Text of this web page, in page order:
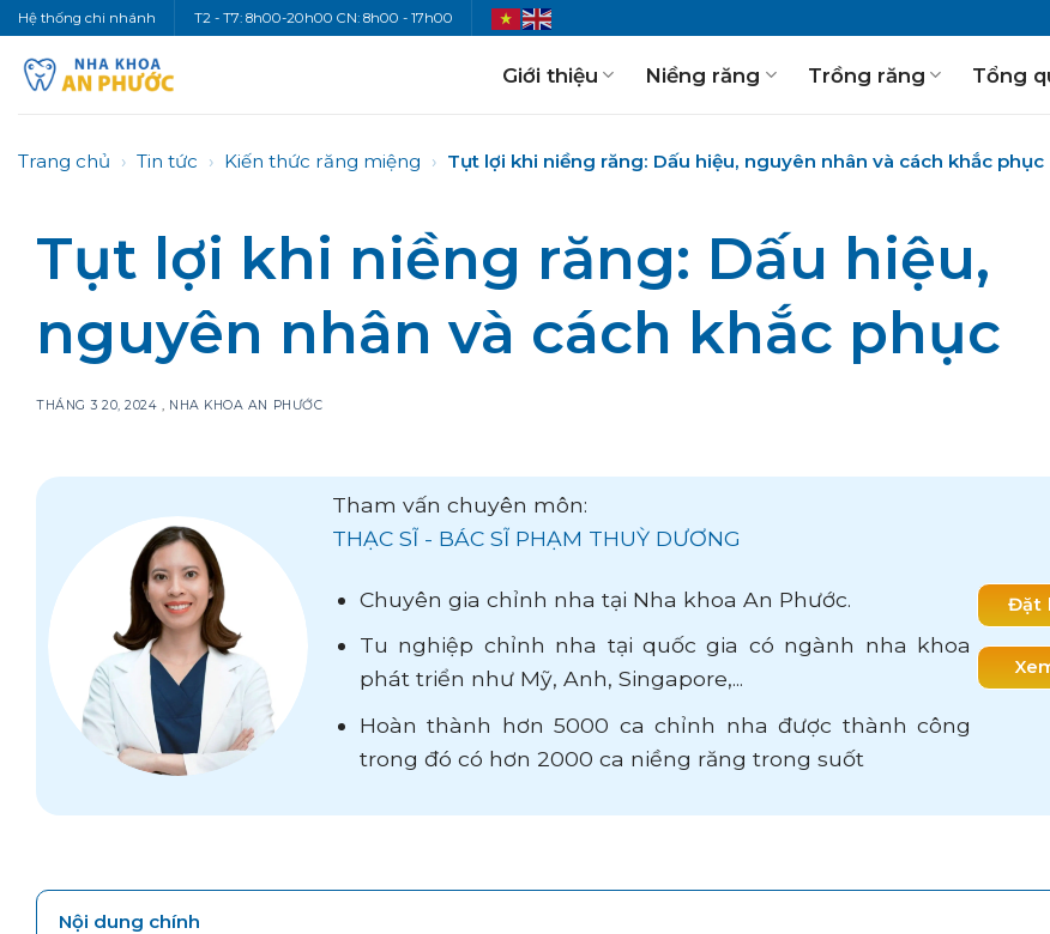
Bỏ
qua
nội
Hệ thống chi nhánh T2 - T7: 8h00-20h00 CN: 8h00 - 17h00
Giới thiệu Niềng răng Trồng răng Tổng
Trang chủ › Tin tức › Kiến thức răng miệng › Tụt lợi khi niềng răng: Dấu hiệu, nguyên nhân và cách khắc phục
Tụt lợi khi niềng răng: Dấu hiệu,
nguyên nhân và cách khắc phục
THÁNG 3 20, 2024 , NHA KHOA AN PHƯỚC
Tham vấn chuyên môn:
THẠC SĨ - BÁC SĨ PHẠM THUỲ DƯƠNG
Chuyên gia chỉnh nha tại Nha khoa An Phước.
Tu nghiệp chỉnh nha tại quốc gia có ngành nha khoa
phát triển như Mỹ, Anh, Singapore,...
Hoàn thành hơn 5000 ca chỉnh nha được thành công
trong đó có hơn 2000 ca niềng răng trong suốt
Đặt
Nội dung chính